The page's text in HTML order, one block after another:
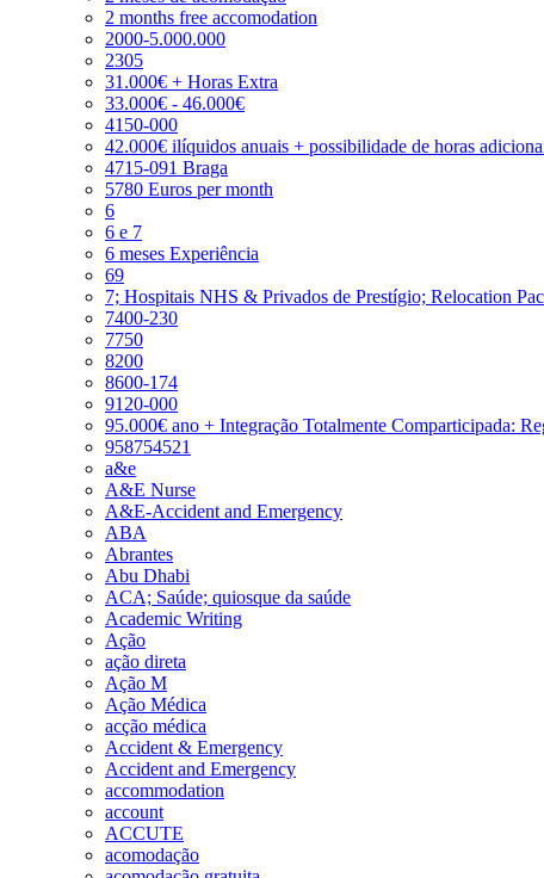
2 months free accomodation
2000-5.000.000
2305
31.000€ + Horas Extra
33.000€ - 46.000€
4150-000
42.000€ ilíquidos anuais + possibilidade de horas
4715-091 Braga
5780 Euros per month
6
6 e 7
6 meses Experiência
69
7; Hospitais NHS & Privados de Prestígio; Relocation
7400-230
7750
8200
8600-174
9120-000
95.000€ ano + Integração Totalmente Comparticipada:
958754521
a&e
A&E Nurse
A&E-Accident and Emergency
ABA
Abrantes
Abu Dhabi
ACA; Saúde; quiosque da saúde
Academic Writing
Ação
ação direta
Ação M
Ação Médica
acção médica
Accident & Emergency
Accident and Emergency
accommodation
account
ACCUTE
acomodação